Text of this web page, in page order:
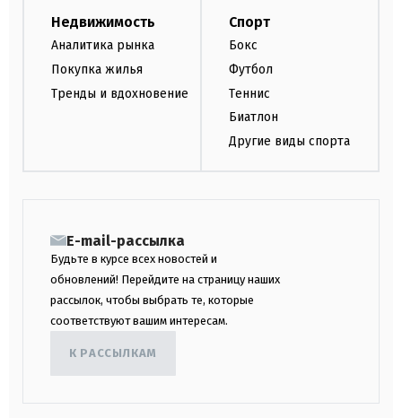
Недвижимость
Аналитика рынка
Покупка жилья
Тренды и вдохновение
Спорт
Бокс
Футбол
Теннис
Биатлон
Другие виды спорта
E-mail-рассылка
Будьте в курсе всех новостей и
обновлений! Перейдите на страницу наших
рассылок, чтобы выбрать те, которые
соответствуют вашим интересам.
К РАССЫЛКАМ